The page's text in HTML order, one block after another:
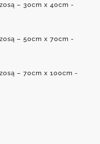
– 30cm x 40cm -
– 50cm x 70cm -
– 70cm x 100cm -